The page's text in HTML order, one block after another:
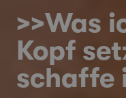
>>Was
Kopf
schaffe